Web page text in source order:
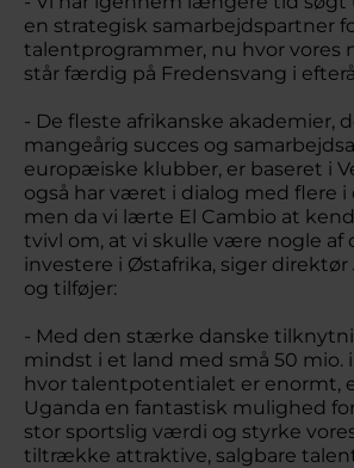
en strategisk samarbejdspartner
talentprogrammer, nu hvor vores
står færdig på Fredensvang i
- De fleste afrikanske akademier,
mangeårig succes og
europæiske klubber, er baseret i
også har været i dialog med flere i
men da vi lærte El Cambio at
tvivl om, at vi skulle være nogle af
investere i Østafrika, siger direktør
og tilføjer:
- Med den stærke danske
mindst i et land med små 50 mio.
hvor talentpotentialet er enormt,
Uganda en fantastisk mulighed
stor sportslig værdi og styrke
tiltrække attraktive, salgbare